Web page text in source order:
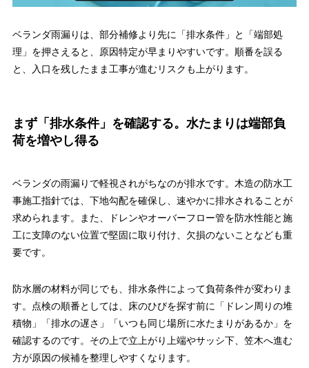
ベランダ雨漏りは、部分補修より先に「排水条件」と「端部処
理」を押さえると、原因特定が早まりやすいです。順番を誤る
と、入口を残したまま工事が進むリスクも上がります。
まず「排水条件」を確認する。水たまりは端部負
荷を増やし得る
ベランダの雨漏りで軽視されがちなのが排水です。木造の防水工
事施工指針では、下地勾配を確保し、速やかに排水されることが
求められます。また、ドレンやオーバーフロー管を防水性能と施
工に支障のない位置で堅固に取り付け、欠損のないことなども重
要です。
防水層の材料が同じでも、排水条件によって負荷条件が変わりま
す。点検の順番としては、床のひびを探す前に「ドレン周りの堆
積物」「排水の遅さ」「いつも同じ場所に水たまりがあるか」を
確認するのです。その上で立上がり上端やサッシ下、笠木へ進む
方が原因の候補を整理しやすくなります。